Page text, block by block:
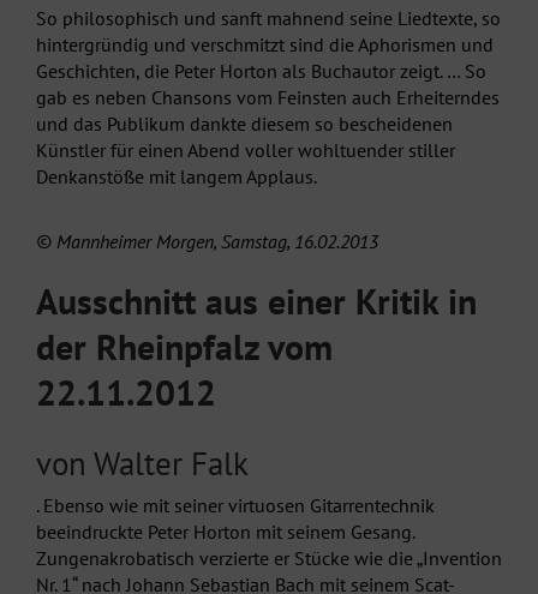
So philosophisch und sanft mahnend seine Liedtexte, so
hintergründig und verschmitzt sind die Aphorismen und
Geschichten, die Peter Horton als Buchautor zeigt. … So
gab es neben Chansons vom Feinsten auch Erheiterndes
und das Publikum dankte diesem so bescheidenen
Künstler für einen Abend voller wohltuender stiller
Denkanstöße mit langem Applaus.
© Mannheimer Morgen, Samstag, 16.02.2013
Ausschnitt aus einer Kritik in
der Rheinpfalz vom
22.11.2012
von Walter Falk
. Ebenso wie mit seiner virtuosen Gitarrentechnik
beeindruckte Peter Horton mit seinem Gesang.
Zungenakrobatisch verzierte er Stücke wie die „Invention
Nr. 1“ nach Johann Sebastian Bach mit seinem Scat-